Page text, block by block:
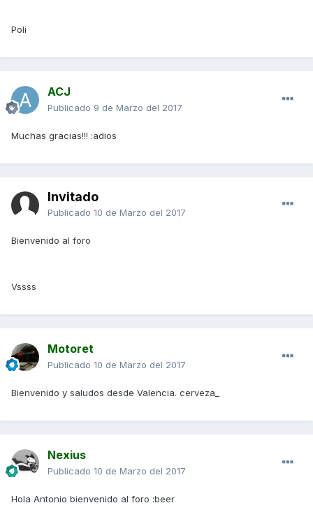
Poli
ACJ
Publicado 9 de Marzo del 2017
Muchas gracias!!! :adios
Invitado
Publicado 10 de Marzo del 2017
Bienvenido al foro
Vssss
Motoret
Publicado 10 de Marzo del 2017
Bienvenido y saludos desde Valencia. cerveza_
Nexius
Publicado 10 de Marzo del 2017
Hola Antonio bienvenido al foro :beer